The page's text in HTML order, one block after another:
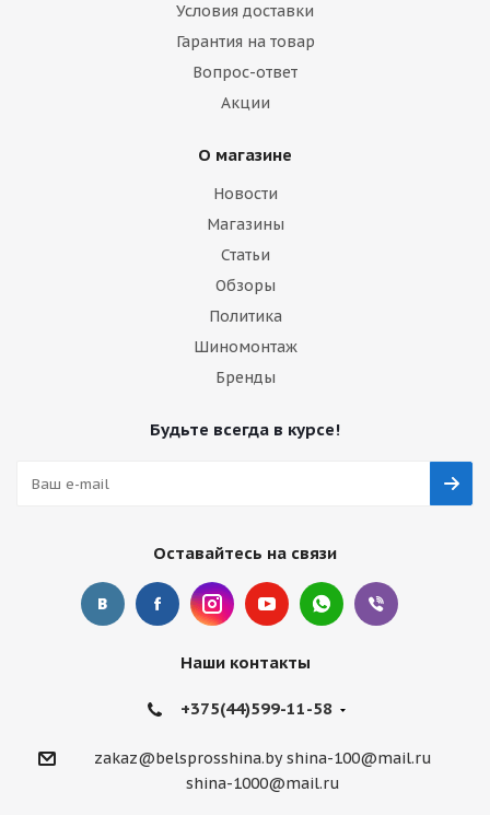
Условия доставки
Гарантия на товар
Вопрос-ответ
Акции
О магазине
Новости
Магазины
Статьи
Обзоры
Политика
Шиномонтаж
Бренды
Будьте всегда в курсе!
Оставайтесь на связи
Наши контакты
+375(44)599-11-58
zakaz@belsprosshina.by shina-100@mail.ru
shina-1000@mail.ru